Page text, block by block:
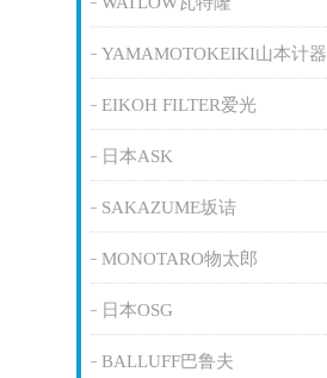
YAMAMOTOKEIKI山本计器
EIKOH FILTER爱光
日本ASK
SAKAZUME坂诘
MONOTARO物太郎
日本OSG
BALLUFF巴鲁夫